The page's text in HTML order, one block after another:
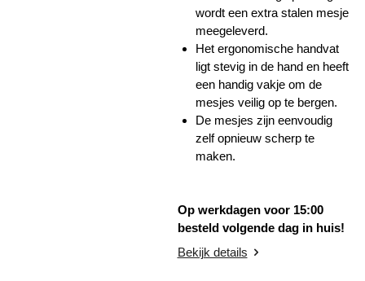
wordt een extra stalen mesje
meegeleverd.
Het ergonomische handvat
ligt stevig in de hand en heeft
een handig vakje om de
mesjes veilig op te bergen.
De mesjes zijn eenvoudig
zelf opnieuw scherp te
maken.
Op werkdagen voor 15:00
besteld volgende dag in huis!
Bekijk details